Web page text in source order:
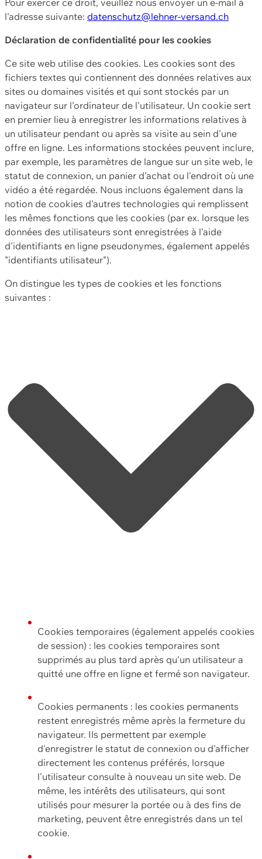
l'adresse suivante: datenschutz@lehner-versand.ch
Déclaration de confidentialité pour les cookies
Ce site web utilise des cookies. Les cookies sont des
fichiers textes qui contiennent des données relatives aux
sites ou domaines visités et qui sont stockés par un
navigateur sur l'ordinateur de l'utilisateur. Un cookie sert
en premier lieu à enregistrer les informations relatives à
un utilisateur pendant ou après sa visite au sein d'une
offre en ligne. Les informations stockées peuvent inclure,
par exemple, les paramètres de langue sur un site web, le
statut de connexion, un panier d'achat ou l'endroit où une
vidéo a été regardée. Nous incluons également dans la
notion de cookies d'autres technologies qui remplissent
les mêmes fonctions que les cookies (par ex. lorsque les
données des utilisateurs sont enregistrées à l'aide
d'identifiants en ligne pseudonymes, également appelés
"identifiants utilisateur").
On distingue les types de cookies et les fonctions
suivantes :
Cookies temporaires (également appelés cookies
de session) : les cookies temporaires sont
supprimés au plus tard après qu'un utilisateur a
quitté une offre en ligne et fermé son navigateur.
Cookies permanents : les cookies permanents
restent enregistrés même après la fermeture du
navigateur. Ils permettent par exemple
d'enregistrer le statut de connexion ou d'afficher
directement les contenus préférés, lorsque
l'utilisateur consulte à nouveau un site web. De
même, les intérêts des utilisateurs, qui sont
utilisés pour mesurer la portée ou à des fins de
marketing, peuvent être enregistrés dans un tel
cookie.